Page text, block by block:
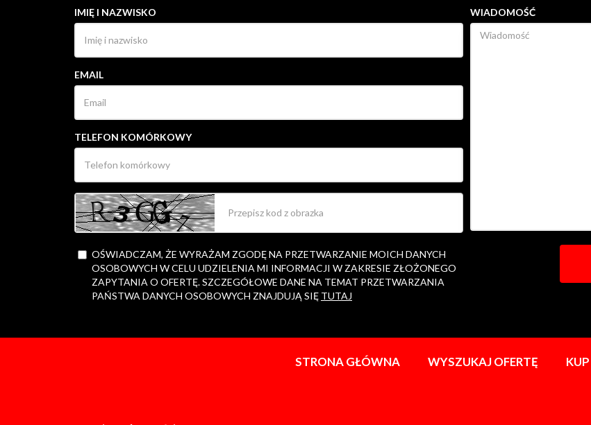
IMIĘ I NAZWISKO
EMAIL
TELEFON KOMÓRKOWY
OŚWIADCZAM, ŻE WYRAŻAM ZGODĘ NA PRZETWARZANIE MOICH DANYCH
OSOBOWYCH W CELU UDZIELENIA MI INFORMACJI W ZAKRESIE ZŁOŻONEGO
ZAPYTANIA O OFERTĘ. SZCZEGÓŁOWE DANE NA TEMAT PRZETWARZANIA
PAŃSTWA DANYCH OSOBOWYCH ZNAJDUJĄ SIĘ TUTAJ
WIADOMOŚĆ
STRONA GŁÓWNA WYSZUKAJ OFERTĘ KUP